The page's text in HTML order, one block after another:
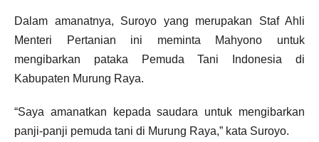
Dalam amanatnya, Suroyo yang merupakan Staf Ahli
Menteri Pertanian ini meminta Mahyono untuk
mengibarkan pataka Pemuda Tani Indonesia di
Kabupaten Murung Raya.
“Saya amanatkan kepada saudara untuk mengibarkan
panji-panji pemuda tani di Murung Raya,” kata Suroyo.